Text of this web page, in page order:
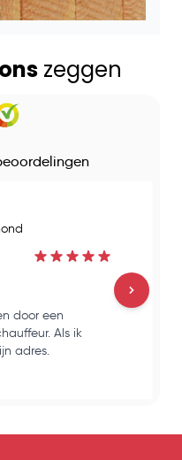
zeggen
door een
Als ik
adres.